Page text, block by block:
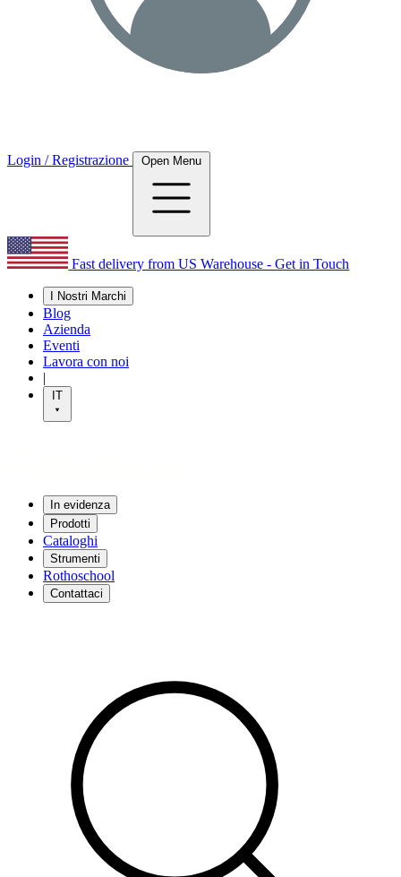
Login / Registrazione Open Menu
Fast delivery from US Warehouse - Get in Touch
I Nostri Marchi
Blog
Azienda
Eventi
Lavora con noi
|
IT
In evidenza
Prodotti
Cataloghi
Strumenti
Rothoschool
Contattaci